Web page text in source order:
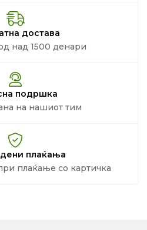
достава
над 1500 денари
подршка
на нашиот тим
плаќања
плаќање со картичка